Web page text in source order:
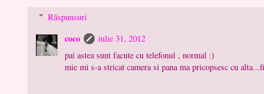
Răspunsuri
coco
iulie 31, 2012
pai astea sunt facute cu telefonul , normal :)
mie mi s-a stricat camera si pana ma pricopsesc cu